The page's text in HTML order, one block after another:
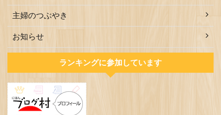
主婦のつぶやき
お知らせ
ランキングに参加しています